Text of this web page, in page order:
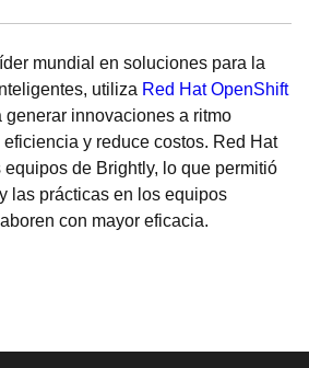
mundial en soluciones para la
utiliza Red Hat OpenShift
generar innovaciones a ritmo
y reduce costos. Red Hat
de Brightly, lo que permitió
las prácticas en los equipos
con mayor eficacia.